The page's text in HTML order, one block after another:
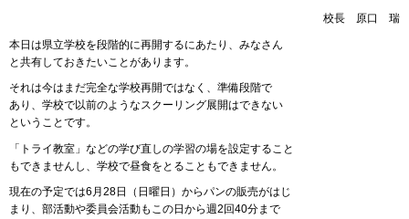
校長 原口 瑞
本日は県立学校を段階的に再開するにあたり、みなさん
と共有しておきたいことがあります。
それは今はまだ完全な学校再開ではなく、準備段階で
あり、学校で以前のようなスクーリング展開はできない
ということです。
「トライ教室」などの学び直しの学習の場を設定すること
もできませんし、学校で昼食をとることもできません。
現在の予定では6月28日（日曜日）からパンの販売がはじ
まり、部活動や委員会活動もこの日から週2回40分まで